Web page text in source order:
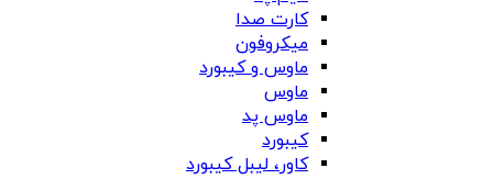
کارت صدا
میکروفون
ماوس و کیبورد
ماوس
ماوس پد
کیبورد
کاور، لیبل کیبورد